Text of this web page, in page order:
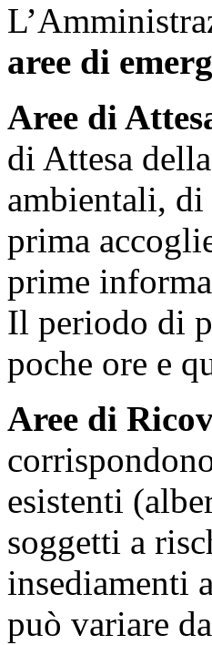
aree di
Aree di
di Attesa
ambientali,
prima
prime
Il periodo di
poche ore e
Aree di
esistenti
soggetti a
insediamenti
può variare